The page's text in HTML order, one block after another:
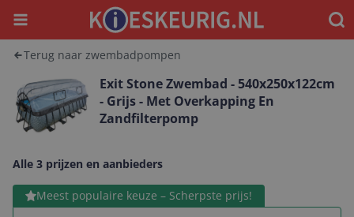
Menu
Terug naar zwembadpompen
Exit Stone Zwembad - 540x250x122cm
- Grijs - Met Overkapping En
Zandfilterpomp
Alle 3 prijzen en aanbieders
Meest populaire keuze – Scherpste prijs!
Bekijk product